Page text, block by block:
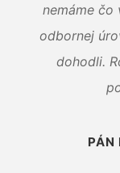
nemáme čo
odbornej
dohodli.
PÁN